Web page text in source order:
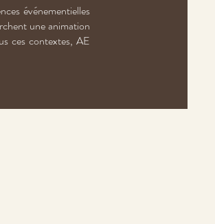
événementielles
une animation
ces contextes, AE